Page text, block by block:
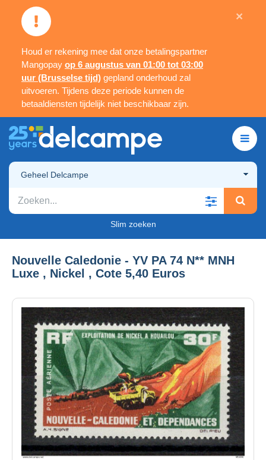
Houd er rekening mee dat onze betalingspartner
Mangopay op 6 augustus van 01:00 tot 03:00
uur (Brusselse tijd) gepland onderhoud zal
uitvoeren. Tijdens deze periode kunnen de
betaaldiensten tijdelijk niet beschikbaar zijn.
×
Geheel Delcampe
Slim zoeken
Nouvelle Caledonie - YV PA 74 N** MNH
Luxe , Nickel , Cote 5,40 Euros